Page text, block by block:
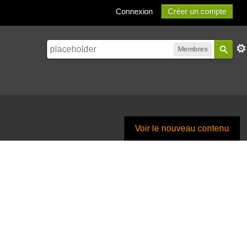
Connexion Créer un compte
Membres
Voir le nouveau contenu